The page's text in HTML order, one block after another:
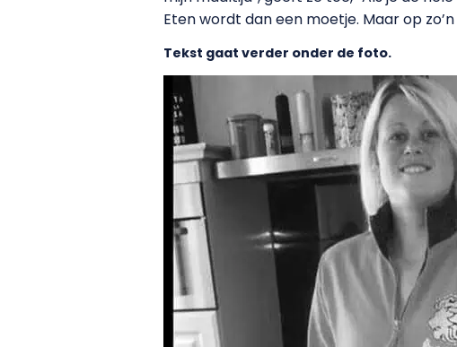
Eten wordt dan een moetje. Maar op
Tekst gaat verder onder de foto.